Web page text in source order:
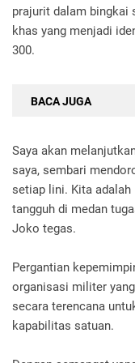
prajurit dalam bingkai
khas yang menjadi
300.
BACA JUGA
Saya akan
saya, sembari
setiap lini. Kita
tangguh di medan
Joko tegas.
Pergantian
organisasi militer
secara terencana
kapabilitas satuan.